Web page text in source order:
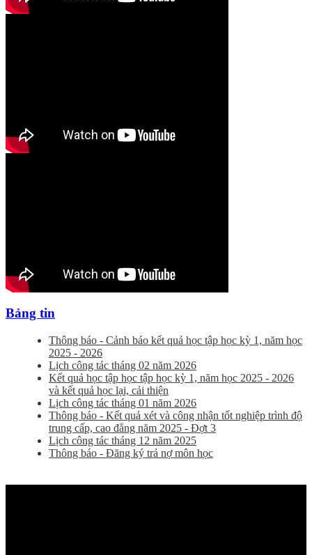
Bảng tin
Thông báo - Cảnh báo kết quả học tập học kỳ 1, năm học
2025 - 2026
Lịch công tác tháng 02 năm 2026
Kết quả học tập học tập học kỳ 1, năm học 2025 - 2026
và kết quả học lại, cải thiện
Lịch công tác tháng 01 năm 2026
Thông báo - Kết quả xét và công nhận tốt nghiệp trình độ
trung cấp, cao đẳng năm 2025 - Đợt 3
Lịch công tác tháng 12 năm 2025
Thông báo - Đăng ký trả nợ môn học